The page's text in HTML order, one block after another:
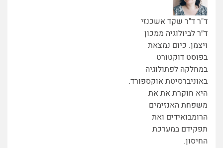
ד"ר ד"ר שקד אשכנזי
ד״ר לביולוגיה ממכון
ויצמן. כיום נמצאת
בפוסט דוקטורט
במחלקה לפתולוגיה
באוניברסיטת אוקספורד.
היא חוקרת את את
משפחת האנזימים
הרומבואידים ואת
תפקידם במערכת
החיסון.